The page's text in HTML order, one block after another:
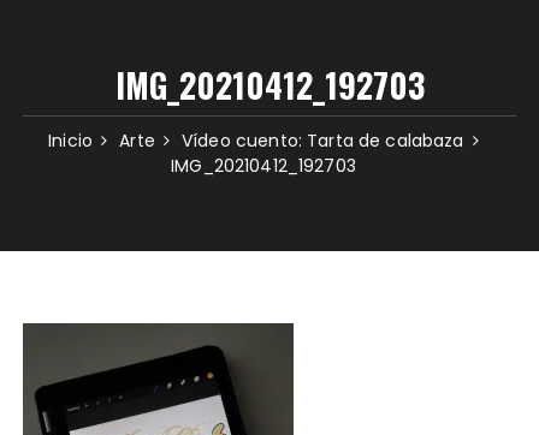
IMG_20210412_192703
Inicio Arte
Vídeo cuento: Tarta de calabaza
IMG_20210412_192703